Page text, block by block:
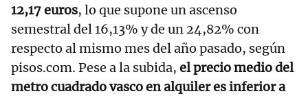
12,17 euros, lo que supone un ascenso
semestral del 16,13% y de un 24,82% con
respecto al mismo mes del año pasado, según
pisos.com. Pese a la subida, el precio medio del
metro cuadrado vasco en alquiler es inferior a